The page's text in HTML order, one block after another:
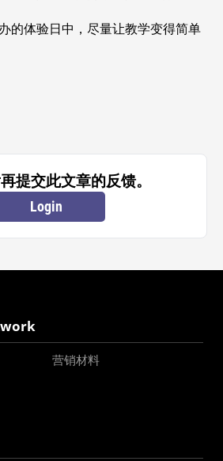
的体验日中，尽量让教学变得简单
提交此文章的反馈。
Login
营销材料